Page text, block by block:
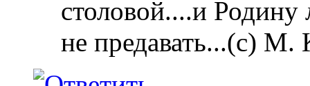
столовой....и
не предавать...(с) М.